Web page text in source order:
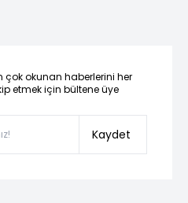
çok okunan haberlerini her
etmek için bültene üye
Kaydet